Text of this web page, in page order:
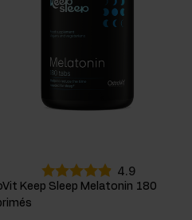
4.9
Keep Sleep Melatonin 180